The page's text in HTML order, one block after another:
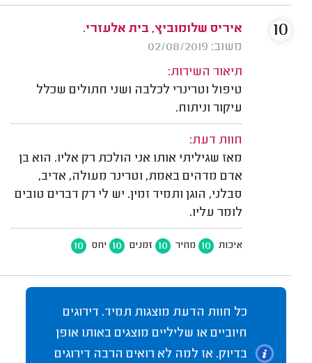
איריס שלומוביץ, בית אלעזרי.
משוב: 02/08/2019
תיאור השירות:
טיפול וטרינרי לכלבה ושני חתולים שכלל
עיקור וניתוח.
חוות דעת:
מאז שגיליתי אותו אני הולכת רק אליו. הוא בן
אדם מדהים באמת, וטרינר מעולה, אדיב,
סבלני, הוגן ותמיד זמין. יש לי רק דברים טובים
לומר עליו.
איכות 10 מחיר 10 זמנים 10 יחס 10
10
כל חוות הדעת מוצגות תמיד. דירוגים
חיוביים או שליליים מוצגים באותו אופן
בדיוק. אז למה לא רואים הרבה דירוגים